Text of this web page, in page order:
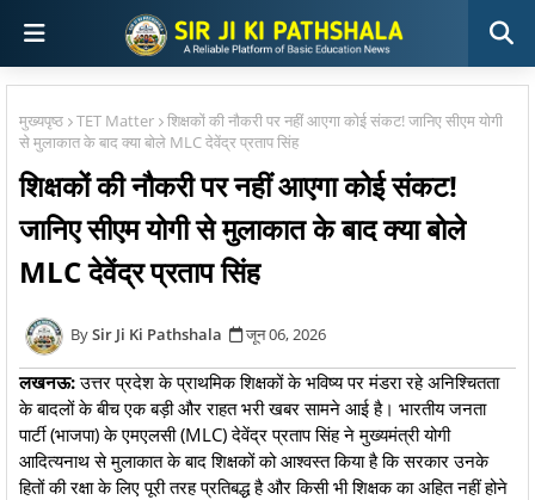
मुख्यपृष्ठ TET Matter
शिक्षकों की नौकरी पर नहीं आएगा कोई संकट! जानिए सीएम योगी
से मुलाकात के बाद क्या बोले MLC देवेंद्र प्रताप सिंह
शिक्षकों की नौकरी पर नहीं आएगा कोई संकट!
जानिए सीएम योगी से मुलाकात के बाद क्या बोले
MLC देवेंद्र प्रताप सिंह
Sir Ji Ki Pathshala जून 06, 2026
लखनऊ:उत्तर प्रदेश के प्राथमिक शिक्षकों के भविष्य पर मंडरा रहे अनिश्चितता
के बादलों के बीच एक बड़ी और राहत भरी खबर सामने आई है। भारतीय जनता
पार्टी (भाजपा) के एमएलसी (MLC) देवेंद्र प्रताप सिंह ने मुख्यमंत्री योगी
आदित्यनाथ से मुलाकात के बाद शिक्षकों को आश्वस्त किया है कि सरकार उनके
हितों की रक्षा के लिए पूरी तरह प्रतिबद्ध है और किसी भी शिक्षक का अहित नहीं होने